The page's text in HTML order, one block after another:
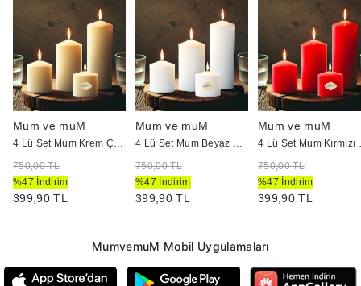
Mum ve muM
4 Lü Set Mum Krem Çap :5 cm
750,00 TL
%47 İndirim
399,90 TL
Mum ve muM
4 Lü Set Mum Beyaz Çap :5 cm
750,00 TL
%47 İndirim
399,90 TL
Mum ve muM
4 Lü
750,00 TL
%47 İndirim
399,90 TL
MumvemuM Mobil Uygulamaları